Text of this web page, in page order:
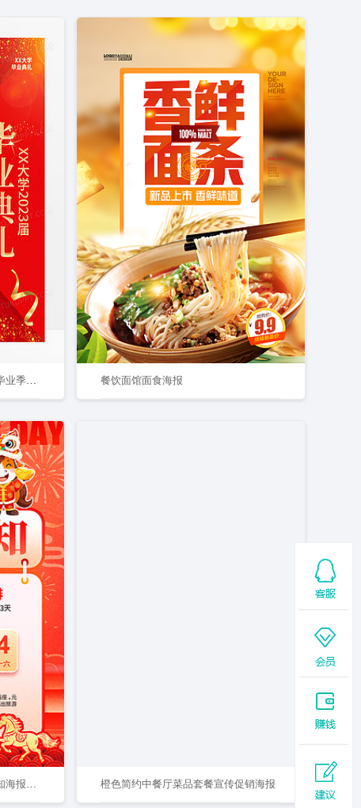
红色简约2023毕业典礼邀请函毕业季毕业海报 餐饮面馆面食海报
红色剪纸风2026年元旦放假通知海报元旦放假通知海报 橙色简约中餐厅菜品套餐宣传促销海报